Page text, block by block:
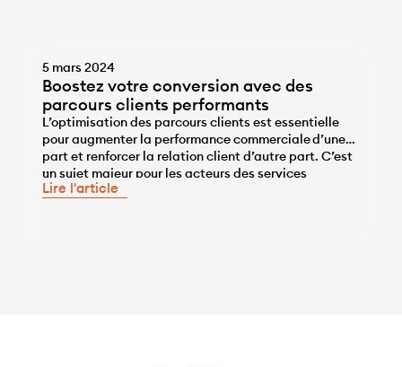
5 mars 2024
Boostez votre conversion avec des
parcours clients performants
L’optimisation des parcours clients est essentielle
pour augmenter la performance commerciale d’une
part et renforcer la relation client d’autre part. C’est
un sujet majeur pour les acteurs des services
financiers en particulier afin de se différencier sur
...
Lire l'article